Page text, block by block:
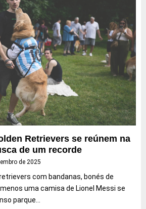
Retrievers se reúnem na
de um recorde
de 2025
com bandanas, bonés de
uma camisa de Lionel Messi se
parque...